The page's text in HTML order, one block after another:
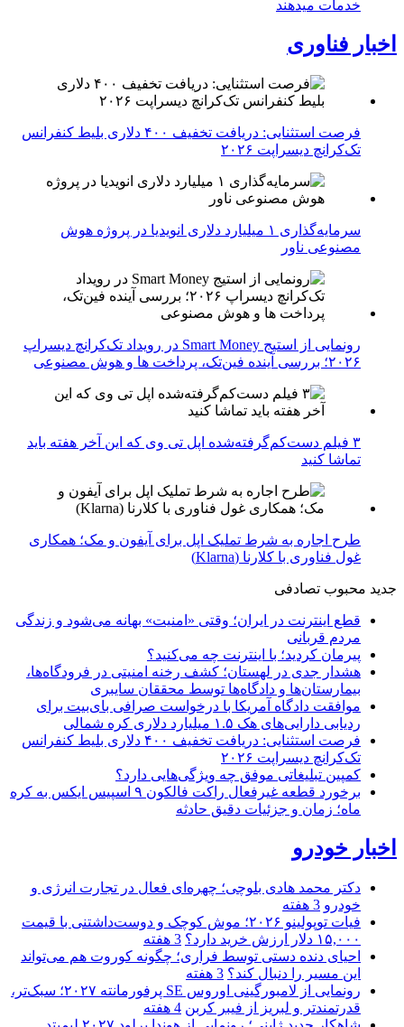
خدمات میدهند
اخبار فناوری
فرصت استثنایی: دریافت تخفیف ۴۰۰ دلاری بلیط کنفرانس
تک‌کرانچ دیسراپت ۲۰۲۶
سرمایه‌گذاری ۱ میلیارد دلاری انویدیا در پروژه هوش
مصنوعی ناور
رونمایی از استیج Smart Money در رویداد تک‌کرانچ دیسراپ
۲۰۲۶؛ بررسی آینده فین‌تک، پرداخت‌ ها و هوش مصنوعی
۳ فیلم دست‌کم‌گرفته‌شده اپل تی وی که این آخر هفته باید
تماشا کنید
طرح اجاره به شرط تملیک اپل برای آیفون و مک؛ همکاری
غول فناوری با کلارنا (Klarna)
جدید محبوب تصادفی
قطع اینترنت در ایران؛ وقتی «امنیت» بهانه می‌شود و زندگی
مردم قربانی
پیرمان کردید؛ با اینترنت چه می‌کنید؟
هشدار جدی در لهستان؛ کشف رخنه امنیتی در فرودگاه‌ها،
بیمارستان‌ها و دادگاه‌ها توسط محققان سایبری
موافقت دادگاه آمریکا با درخواست صرافی بای‌بیت برای
ردیابی دارایی‌های هک ۱.۵ میلیارد دلاری کره شمالی
فرصت استثنایی: دریافت تخفیف ۴۰۰ دلاری بلیط کنفرانس
تک‌کرانچ دیسراپت ۲۰۲۶
کمپین تبلیغاتی موفق چه ویژگی‌هایی دارد؟
برخورد قطعه غیرفعال راکت فالکون ۹ اسپیس ایکس به کره
ماه؛ زمان و جزئیات دقیق حادثه
اخبار خودرو
دکتر محمد هادی بلوچی؛ چهره‌ای فعال در تجارت انرژی و
خودرو 3 هفته
فیات توپولینو ۲۰۲۶؛ موش کوچک و دوست‌داشتنی با قیمت
۱۵,۰۰۰ دلار ارزش خرید دارد؟
3 هفته
احیای دنده دستی توسط فراری؛ چگونه کوروت هم می‌تواند
این مسیر را دنبال کند؟ 3 هفته
رونمایی از لامبورگینی اوروس SE پرفورمانته ۲۰۲۷؛ سبک‌تر،
قدرتمندتر و لبریز از فیبر کربن 4 هفته